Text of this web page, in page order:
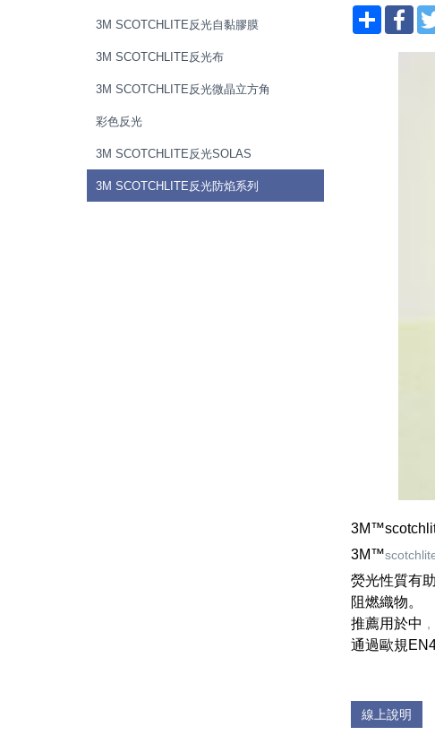
3M SCOTCHLITE反光自黏膠膜
3M SCOTCHLITE反光布
3M SCOTCHLITE反光微晶立方角
彩色反光
3M SCOTCHLITE反光SOLAS
3M SCOTCHLITE反光防焰系列
分享
3M™
熒光性質有
阻燃織物。
推薦用於中 ，
通過歐規
線上說明